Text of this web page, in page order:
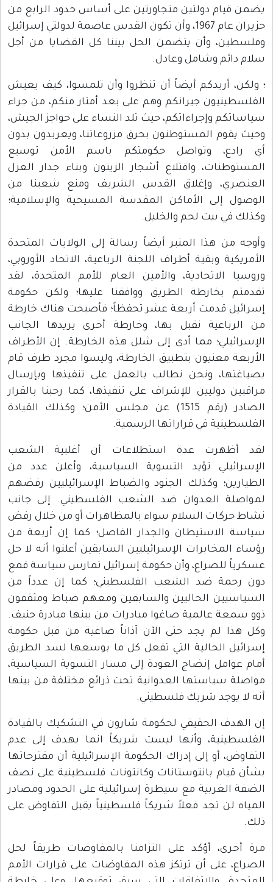
يضمن قيام دولتين متجاورتين على أساس حدود الرابع من
حزيران عام 1967، وأن تكون القدس عاصمة لدولتي إسرائيل
وفلسطين، وأن يتضمن الحل بيننا كل القضايا من أجل
سلام دائم وشامل وعادل.
؛ ولكن، أريدكم أيضاً أن تنظروا وأن تلمسوا، كيف يعيش
الفلسطينيون جيرانكم وهم على بعد أمتار منكم، من جراء
سياساتكم وإجراءاتكم، حيث تلد النساء على حواجز الجيش،
وحيث يقوم المستوطنون بحرق مزروعاتنا، ويعربدون بدون
أي رادع، وتواصل حكومتكم باسم الأمن توسيع
المستوطنات، واقتلاع أشجار الزيتون وبناء جدار العزل
العنصري، وإغلاق القدس الشريف ومنع شعبنا من
الوصول إلى الأماكن المقدسة المسيحية والإسلامية؛
وكذلك في بيت لحم والخليل.
وأوجه من هذا المنبر أيضاً رسالة إلى الولايات المتحدة
الأمريكية وبقية أطراف اللجنة الرباعية، الاتحاد الأوروبي،
وروسيا الاتحادية، والأمين العام للأمم المتحدة، لقد
تقدمتم بخارطة الطريق ووافقنا عليها؛ ولكن حكومة
إسرائيل قدمت أربعة عشر تحفظاً؛ فأصبحت هناك خارطة
من الرباعية نقبل بها، وخارطة أخرى يريدها الجانب
الإسرائيلي؛ مما أدى إلى شلل هذه الخارطة. إن الأطراف
الأربعة معنيون بتطبيق الخارطة، وليسوا مجرد طرف قام
بصياغتها، ونحن نطالب بالعمل على تنفيذها وبإرسال
مراقبين دوليين للإشراف على تنفيذها، كما رحبنا بالقرار
الصادر (رقم 1515) عن مجلس الأمن؛ وكذلك القيادة
الفلسطينية في قراراتها الرسمية.
لقد أظهرت عدة استطلاعات أن أغلبية الشعب
الإسرائيلي تؤيد التسوية السياسية، وأعلن عدد من
الطيارين؛ وكذلك الجنود والضباط الإسرائيليين رفضهم
لمواصلة العدوان ضد الشعب الفلسطيني. إلى جانب
نشاط حركات السلام سواء بالمظاهرات أو من خلال رفض
سياسة الاستيطان والجدار الفاصل؛ كما إن أربعة من
رؤساء المخابرات الإسرائيليين السابقين أعلنوا أنه لا حل
عسكرياً للصراع، وأن حكومة إسرائيل تمارس سياسة قمع
دون رحمة ضد الشعب الفلسطيني؛ كما إن عدداً من
السياسيين الحاليين والسابقين ومعهم ضباط ومثقفون
ذوو سمعة عالمية صاغوا مبادرات من بينها مبادرة جنيف.
وكل هذا لم يجد حتى الآن آذاناً صاغية من قبل حكومة
إسرائيل الحالية التي تفعل كل ما بوسعها لسد الطريق
أمام عوامل إنضاج العودة إلى مسار التسوية السياسية،
مواصلة سياستها العدوانية تحت ذرائع مختلفة من بينها
أنه لا يوجد شريك فلسطيني.
إن الهدف الحقيقي لحكومة شارون في التشكيك بالقيادة
الفلسطينية، وأنها ليست شريكاً انما يهدف إلى عدم
التفاوض، أو إلى إدراك الحكومة الإسرائيلية أن مقترحاتها
بشأن قيام بانتوستانات وكانتونات فلسطينية على نصف
الضفة الغربية مع سيطرة إسرائيلية على الحدود ومصادر
المياه لن تجد فعلاً شريكاً فلسطينياً يقبل التفاوض على
ذلك.
مرة أخرى، أؤكد على التزامنا بالمفاوضات طريقاً لحل
الصراع، على أن ترتكز هذه المفاوضات على قرارات الأمم